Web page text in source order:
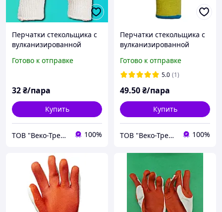
Перчатки стекольщика с
вулканизированной
Готово к отправке
32₴/пара
Купить
ТОВ "Веко-Трейд" 100%
Перчатки стекольщика с
вулканизированной
EXPERT
Готово к отправке
5.0 (1)
49.50₴/пара
Купить
ТОВ "Веко-Трейд" 100%